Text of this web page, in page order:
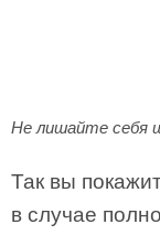
Не лишайте себя
Так вы
в случае